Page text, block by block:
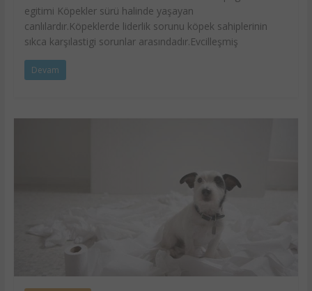
egitimi Köpekler sürü halinde yaşayan
canlılardır.Köpeklerde liderlik sorunu köpek sahiplerinin
sıkca karşılastigi sorunlar arasındadır.Evcilleşmiş
Devam